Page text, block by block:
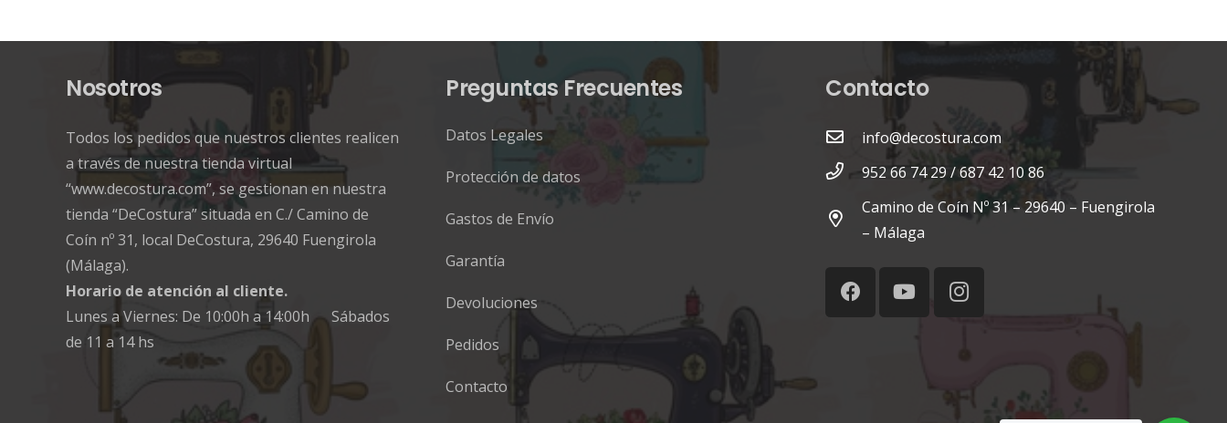
Nosotros
Todos los pedidos que nuestros clientes realicen
a través de nuestra tienda virtual
“www.decostura.com”, se gestionan en nuestra
tienda “DeCostura” situada en C./ Camino de
Coín nº 31, local DeCostura, 29640 Fuengirola
(Málaga).
Horario de atención al cliente.
Lunes a Viernes: De 10:00h a 14:00h Sábados
de 11 a 14 hs
Preguntas Frecuentes
Datos Legales
Protección de datos
Gastos de Envío
Garantía
Devoluciones
Pedidos
Contacto
Contacto
info@decostura.com
952 66 74 29 / 687 42 10 86
Camino de Coín Nº 31 – 29640 – Fuengirola
– Málaga